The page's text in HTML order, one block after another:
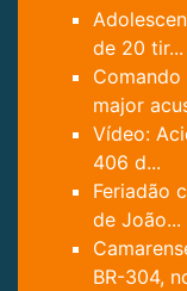
de 20 tir...
major
Vídeo:
406 d...
Feriadão
de João...
BR-304,